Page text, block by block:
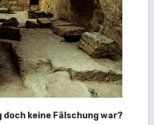
doch keine Fälschung war?